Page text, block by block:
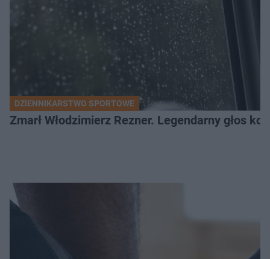
DZIENNIKARSTWO SPORTOWE
Zmarł Włodzimierz Rezner. Legendarny głos